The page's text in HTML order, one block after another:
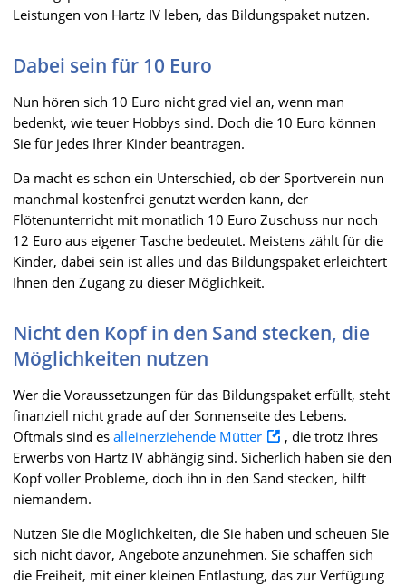
Leistungen von Hartz IV leben, das Bildungspaket nutzen.
Dabei sein für 10 Euro
Nun hören sich 10 Euro nicht grad viel an, wenn man
bedenkt, wie teuer Hobbys sind. Doch die 10 Euro können
Sie für jedes Ihrer Kinder beantragen.
Da macht es schon ein Unterschied, ob der Sportverein nun
manchmal kostenfrei genutzt werden kann, der
Flötenunterricht mit monatlich 10 Euro Zuschuss nur noch
12 Euro aus eigener Tasche bedeutet. Meistens zählt für die
Kinder, dabei sein ist alles und das Bildungspaket erleichtert
Ihnen den Zugang zu dieser Möglichkeit.
Nicht den Kopf in den Sand stecken, die
Möglichkeiten nutzen
Wer die Voraussetzungen für das Bildungspaket erfüllt, steht
finanziell nicht grade auf der Sonnenseite des Lebens.
Oftmals sind es alleinerziehende Mütter
, die trotz ihres
Erwerbs von Hartz IV abhängig sind. Sicherlich haben sie den
Kopf voller Probleme, doch ihn in den Sand stecken, hilft
niemandem.
Nutzen Sie die Möglichkeiten, die Sie haben und scheuen Sie
sich nicht davor, Angebote anzunehmen. Sie schaffen sich
die Freiheit, mit einer kleinen Entlastung, das zur Verfügung